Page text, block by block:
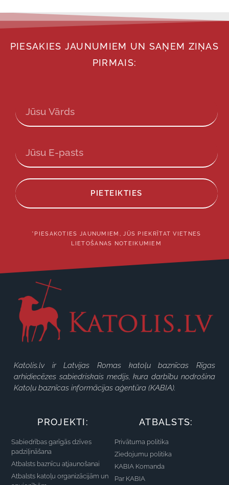
PIESAKIES JAUNUMIEM UN SAŅEM ZIŅAS
PIRMAIS:
PIETEIKTIES
*PIESAKOTIES JAUNUMIEM, JŪS PIEKRĪTAT VIETNES
LIETOŠANAS NOTEIKUMIEM
Katolis.lv ir Latvijas Romas katoļu baznīcas Rīgas
arhidiecēzes sabiedriskais medijs, kura darbību nodrošina
Katoļu baznīcas informācijas aģentūra (KABIA).
PROJEKTI:
Sabiedrības garīgās dzīves
padziļināšana
Atbalsts baznīcu atjaunošanai
Atbalsts katoļu organizācijām un
ATBALSTS:
Privātuma politika
Ziedojumu politika
KABIA Komanda
Par KABIA